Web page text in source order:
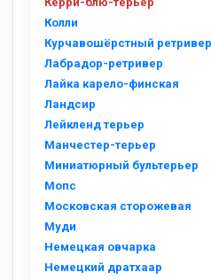
Колли
Курчавошёрстный ретривер
Лабрадор-ретривер
Лайка карело-финская
Ландсир
Лейкленд терьер
Манчестер-терьер
Миниатюрный бультерьер
Мопс
Московская сторожевая
Муди
Немецкая овчарка
Немецкий дратхаар